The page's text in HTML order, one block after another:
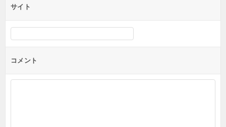
サイト
コメント